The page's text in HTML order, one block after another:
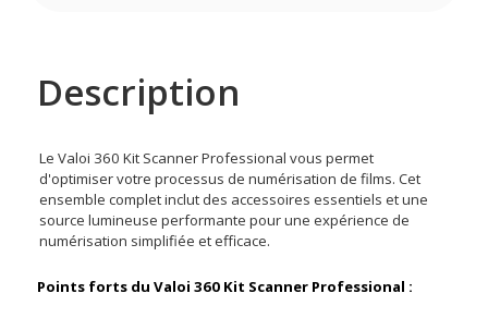
Description
Le Valoi 360 Kit Scanner Professional vous permet
d'optimiser votre processus de numérisation de films. Cet
ensemble complet inclut des accessoires essentiels et une
source lumineuse performante pour une expérience de
numérisation simplifiée et efficace.
Points forts du Valoi 360 Kit Scanner Professional :